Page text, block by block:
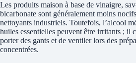
Les produits maison à base de vinaigre,
bicarbonate sont généralement moins
nettoyants industriels. Toutefois, l’alcool
huiles essentielles peuvent être irritants ; il
porter des gants et de ventiler lors des
concentrées.